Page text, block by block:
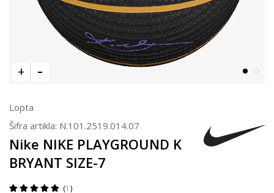
Lopta
Šifra artikla: N.101.2519.014.07
Nike NIKE PLAYGROUND K
BRYANT SIZE-7
1